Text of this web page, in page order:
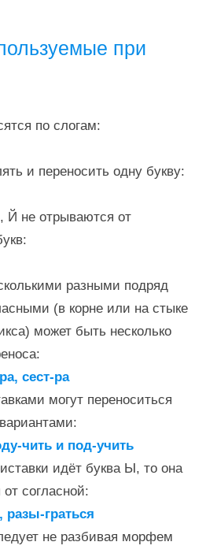
при
по слогам:
и переносить одну букву:
не отрываются от
разными подряд
(в корне или на стыке
может быть несколько
сест-ра
могут переноситься
чить и под-учить
идёт буква Ы, то она
согласной:
разы-граться
не разбивая морфем